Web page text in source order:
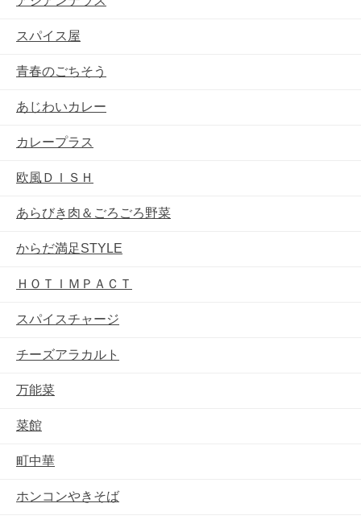
スパイス屋
青春のごちそう
あじわいカレー
カレープラス
欧風ＤＩＳＨ
あらびき肉＆ごろごろ野菜
からだ満足STYLE
ＨＯＴＩＭＰＡＣＴ
スパイスチャージ
チーズアラカルト
万能菜
菜館
町中華
ホンコンやきそば